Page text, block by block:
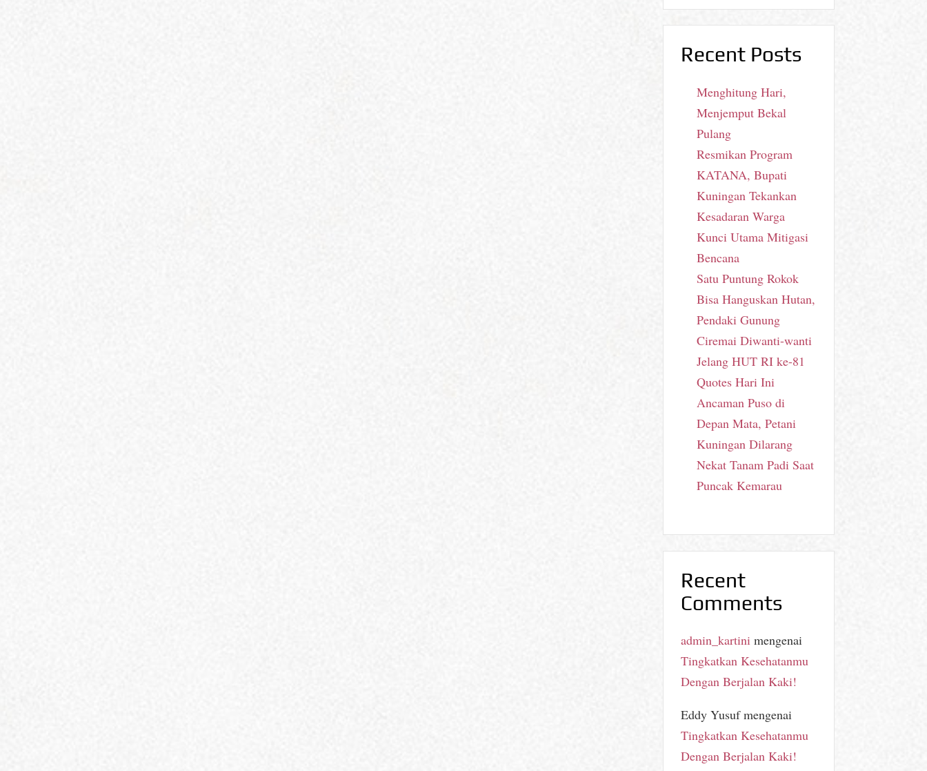
Recent Posts
Menghitung Hari,
Menjemput Bekal
Pulang
Resmikan Program
KATANA, Bupati
Kuningan Tekankan
Kesadaran Warga
Kunci Utama Mitigasi
Bencana
Satu Puntung Rokok
Bisa Hanguskan Hutan,
Pendaki Gunung
Ciremai Diwanti-wanti
Jelang HUT RI ke-81
Quotes Hari Ini
Ancaman Puso di
Depan Mata, Petani
Kuningan Dilarang
Nekat Tanam Padi Saat
Puncak Kemarau
Recent
Comments
admin_kartinimengenai
Tingkatkan Kesehatanmu
Dengan Berjalan Kaki!
Eddy Yusufmengenai
Tingkatkan Kesehatanmu
Dengan Berjalan Kaki!